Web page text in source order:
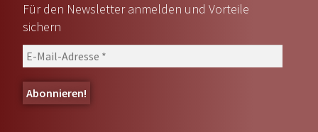
Für den Newsletter anmelden und Vorteile
sichern